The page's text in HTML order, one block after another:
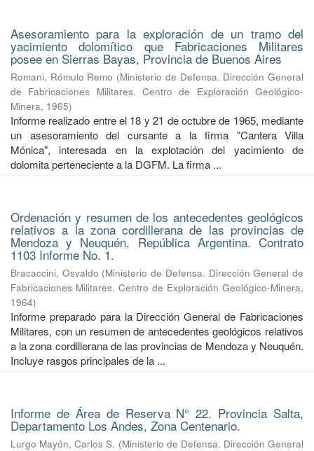
Asesoramiento para la exploración de un tramo del
yacimiento dolomítico que Fabricaciones Militares
posee en Sierras Bayas, Provincia de Buenos Aires
Romani, Rómulo Remo (Ministerio de Defensa. Dirección General
de Fabricaciones Militares. Centro de Exploración Geológico-
Minera, 1965)
Informe realizado entre el 18 y 21 de octubre de 1965, mediante
un asesoramiento del cursante a la firma "Cantera Villa
Mónica", interesada en la explotación del yacimiento de
dolomita perteneciente a la DGFM. La firma ...
Ordenación y resumen de los antecedentes geológicos
relativos a la zona cordillerana de las provincias de
Mendoza y Neuquén, República Argentina. Contrato
1103 Informe No. 1.
Bracaccini, Osvaldo (Ministerio de Defensa. Dirección General de
Fabricaciones Militares. Centro de Exploración Geológico-Minera,
1964)
Informe preparado para la Dirección General de Fabricaciones
Militares, con un resumen de antecedentes geológicos relativos
a la zona cordillerana de las provincias de Mendoza y Neuquén.
Incluye rasgos principales de la ...
Informe de Área de Reserva N° 22. Provincia Salta,
Departamento Los Andes, Zona Centenario.
Lurgo Mayón, Carlos S. (Ministerio de Defensa. Dirección General